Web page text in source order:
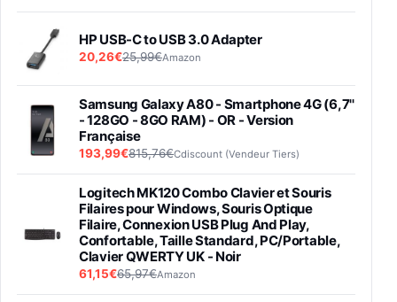
HP USB-C to USB 3.0 Adapter
20,26€25,99€Amazon
Samsung Galaxy A80 - Smartphone 4G (6,7''
- 128GO - 8GO RAM) - OR - Version
Française
193,99€815,76€Cdiscount (Vendeur Tiers)
Logitech MK120 Combo Clavier et Souris
Filaires pour Windows, Souris Optique
Filaire, Connexion USB Plug And Play,
Confortable, Taille Standard, PC/Portable,
Clavier QWERTY UK - Noir
61,15€65,97€Amazon